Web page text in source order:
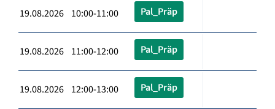
19.08.2026 10:00-11:00 Pal_Präp
19.08.2026 11:00-12:00 Pal_Präp
19.08.2026 12:00-13:00 Pal_Präp